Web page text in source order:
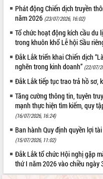
Tháo gỡ những vướng mắc, đẩy
công tác cải cách thủ tục hành chính
tại Trung tâm Phục vụ hành chính
công tỉnh
Đắk Lắk: Tôn vinh 46 giải pháp tại Hội
thi Sáng tạo Kỹ thuật 2024 - 2025
Đắk Lắk rà soát, điều chỉnh Đề án 190
về phát triển nuôi trồng thủy sản
Phó Chủ tịch UBND tỉnh Đắk Lắk
Trương Công Thái kiểm tra thực địa
Dự án cao tốc Khánh Hòa - Buôn Ma
Thuột
Định vị cà phê Việt Nam như một “di
sản sống” trong dòng chảy toàn cầu
Xây dựng nông thôn mới: Nâng cao
sống người dân từ những mô hình
Phát động Chiến dịch truyền
năm 2026 (23/07/2026, 16:02)
Tổ chức hoạt động kích cầu du
trong khuôn khổ Lễ hội Sầu
Đắk Lắk triển khai Chiến dịch
nghẽn trong kinh doanh” (22/07/
Đắk Lắk tiếp tục trao trả hồ sơ,
Tăng cường thông tin, tuyên
mạnh thực hiện tìm kiếm, quy
(16/07/2026, 16:24)
Ban hành Quy định quyền lợi
(15/07/2026, 11:02)
Đắk Lắk tổ chức Hội nghị gặp
thứ I năm 2026 vào chiều ngày